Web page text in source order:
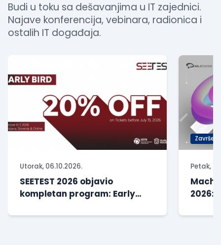
Budi u toku sa dešavanjima u IT zajednici.
Najave konferencija, vebinara, radionica i
ostalih IT događaja.
Utorak, 06.10.2026.
SEETEST 2026 objavio
kompletan program: Early
jula
Petak,
2026: